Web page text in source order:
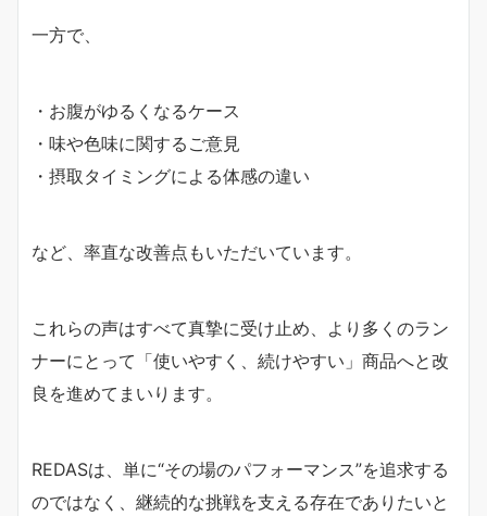
一方で、
・お腹がゆるくなるケース
・味や色味に関するご意見
・摂取タイミングによる体感の違い
など、率直な改善点もいただいています。
これらの声はすべて真摯に受け止め、 より多くのラン
ナーにとって「使いやすく、続けやすい」商品へと改
良を進めてまいります。
REDASは、単に“その場のパフォーマンス”を追求する
のではなく、 継続的な挑戦を支える存在でありたいと